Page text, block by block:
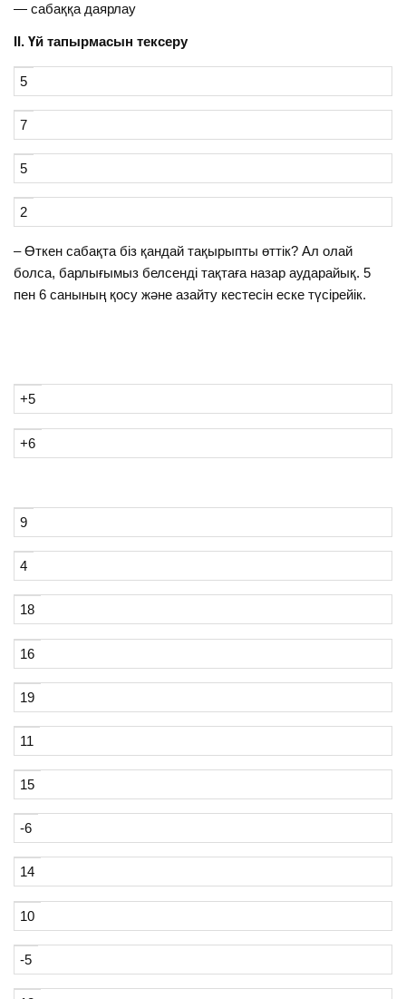
— сабаққа даярлау
ІІ. Үй тапырмасын тексеру
5
7
5
2
– Өткен сабақта біз қандай тақырыпты өттік? Ал олай
болса, барлығымыз белсенді тақтаға назар аударайық. 5
пен 6 санының қосу және азайту кестесін еске түсірейік.
+5
+6
9
4
18
16
19
11
15
-6
14
10
-5